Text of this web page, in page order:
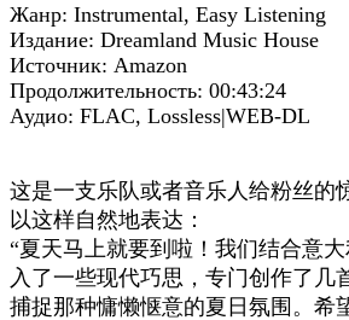
Жанр: Instrumental, Easy Listening
Издание: Dreamland Music House
Источник: Amazon
Продолжительность: 00:43:24
Аудио: FLAC, Lossless|WEB-DL
这是一支乐队或者音乐人给粉丝的
以这样自然地表达：
“夏天马上就要到啦！我们结合意
入了一些现代巧思，专门创作了几
捕捉那种慵懒惬意的夏日氛围。希